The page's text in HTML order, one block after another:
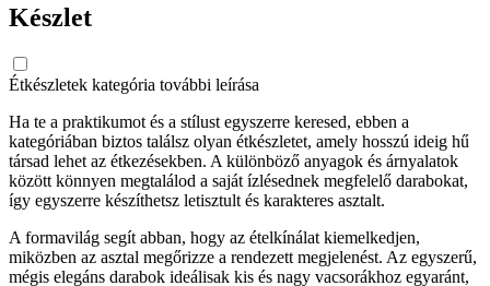
Készlet
Étkészletek kategória további leírása
Ha te a praktikumot és a stílust egyszerre keresed, ebben a
kategóriában biztos találsz olyan étkészletet, amely hosszú ideig hű
társad lehet az étkezésekben. A különböző anyagok és árnyalatok
között könnyen megtalálod a saját ízlésednek megfelelő darabokat,
így egyszerre készíthetsz letisztult és karakteres asztalt.
A formavilág segít abban, hogy az ételkínálat kiemelkedjen,
miközben az asztal megőrizze a rendezett megjelenést. Az egyszerű,
mégis elegáns darabok ideálisak kis és nagy vacsorákhoz egyaránt,